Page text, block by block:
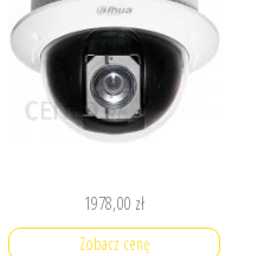
1978,00 zł
Zobacz cenę